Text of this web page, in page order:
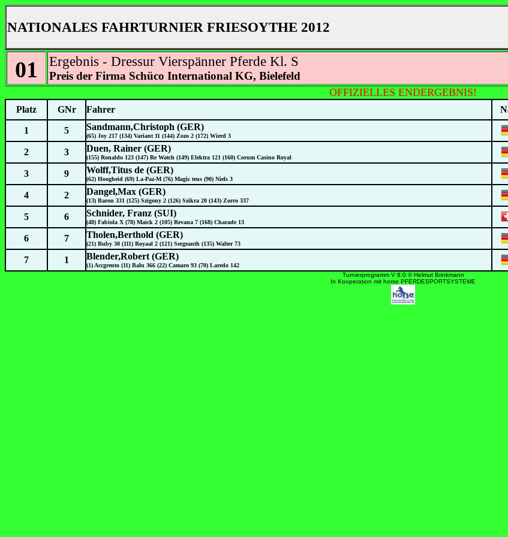
NATIONALES FAHRTURNIER FRIESOYTHE 2012
01 Ergebnis - Dressur Vierspänner Pferde Kl. S
Preis der Firma Schüco International KG, Bielefeld
OFFIZIELLES ENDERGEBNIS!
Platz GNr Fahrer
1 5 Sandmann,Christoph (GER)
(65) Joy 217 (134) Variant 11 (144) Zozo 2 (172) Wierd 3
2 3 Duen, Rainer (GER)
(155) Ronaldo 123 (147) Re Watch (149) Elektra 121 (160) Corum Casino Royal
3 9 Wolff,Titus de (GER)
(62) Hoogheid (69) La-Paz-M (76) Magic teus (90) Niels 3
4 2 Dangel,Max (GER)
(13) Baron 331 (125) Szigony 2 (126) Szikra 20 (143) Zorro 337
5 6 Schnider, Franz (SUI)
(48) Fabiola X (78) Maick 2 (105) Revana 7 (168) Charade 13
6 7 Tholen,Berthold (GER)
(21) Buby 30 (111) Royaal 2 (121) Sergeanth (135) Walter 73
7 1 Blender,Robert (GER)
(1) Accgrento (11) Balu 366 (22) Camaro 93 (70) Laredo 142
Turnierprogramm V 8.0 © Helmut Brinkmann
In Kooperation mit horse PFERDESPORTSYSTEME